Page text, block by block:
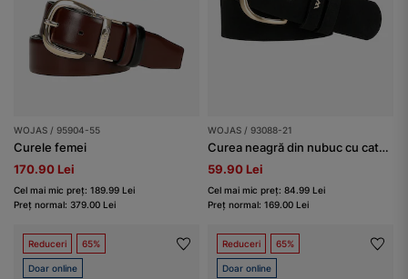
WOJAS / 95904-55
Curele femei
170.90 Lei
Cel mai mic preț: 189.99 Lei
Preț normal: 379.00 Lei
WOJAS / 93088-21
Curea neagră din nubuc cu cataramă aurie
59.90 Lei
Cel mai mic preț: 84.99 Lei
Preț normal: 169.00 Lei
Reduceri 65%
Doar online
Reduceri 65%
Doar online